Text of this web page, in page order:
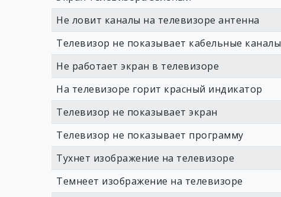
Не ловит каналы на телевизоре антенна
Телевизор не показывает кабельные каналы
Не работает экран в телевизоре
На телевизоре горит красный индикатор
Телевизор не показывает экран
Телевизор не показывает программу
Тухнет изображение на телевизоре
Темнеет изображение на телевизоре